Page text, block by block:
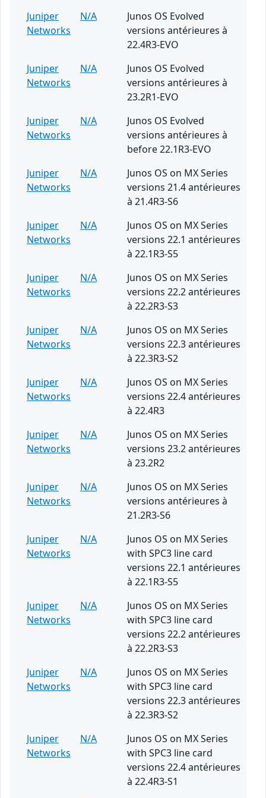
Juniper
Networks
N/A
Junos OS Evolved
versions antérieures à
22.4R3-EVO
Juniper
Networks
N/A
Junos OS Evolved
versions antérieures à
23.2R1-EVO
Juniper
Networks
N/A
Junos OS Evolved
versions antérieures à
before 22.1R3-EVO
Juniper
Networks
N/A
Junos OS on MX Series
versions 21.4 antérieures
à 21.4R3-S6
Juniper
Networks
N/A
Junos OS on MX Series
versions 22.1 antérieures
à 22.1R3-S5
Juniper
Networks
N/A
Junos OS on MX Series
versions 22.2 antérieures
à 22.2R3-S3
Juniper
Networks
N/A
Junos OS on MX Series
versions 22.3 antérieures
à 22.3R3-S2
Juniper
Networks
N/A
Junos OS on MX Series
versions 22.4 antérieures
à 22.4R3
Juniper
Networks
N/A
Junos OS on MX Series
versions 23.2 antérieures
à 23.2R2
Juniper
Networks
N/A
Junos OS on MX Series
versions antérieures à
21.2R3-S6
Juniper
Networks
N/A
Junos OS on MX Series
with SPC3 line card
versions 22.1 antérieures
à 22.1R3-S5
Juniper
Networks
N/A
Junos OS on MX Series
with SPC3 line card
versions 22.2 antérieures
à 22.2R3-S3
Juniper
Networks
N/A
Junos OS on MX Series
with SPC3 line card
versions 22.3 antérieures
à 22.3R3-S2
Juniper
Networks
N/A
Junos OS on MX Series
with SPC3 line card
versions 22.4 antérieures
à 22.4R3-S1